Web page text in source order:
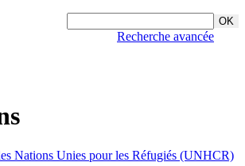
Recherche avancée
Nations Unies pour les Réfugiés (UNHCR)